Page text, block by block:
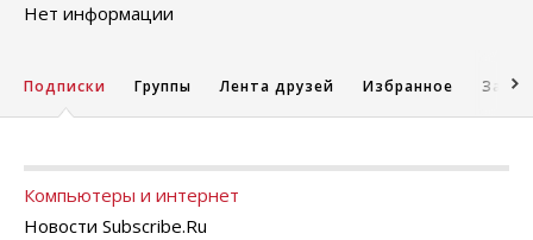
Нет информации
Подписки Группы Лента друзей Избранное
Компьютеры и интернет
Новости Subscribe.Ru